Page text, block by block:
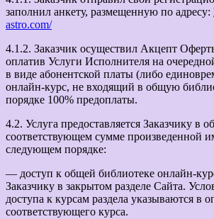
заполнил анкету, размещенную по адресу:
astro.com/
4.1.2. Заказчик осуществил Акцепт
оплатив Услуги Исполнителя на
в виде абонентской платы (либо
онлайн-курс, не входящий в общую
порядке 100% предоплаты.
4.2. Услуга предоставляется Заказчику в
соответствующем сумме произведенной
следующем порядке:
— доступ к общей библиотеке онлайн-
Заказчику в закрытом разделе Сайта.
доступа к курсам раздела указываются в
соответствующего курса.